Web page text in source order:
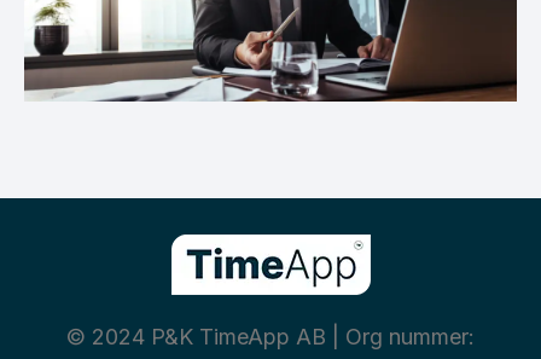
© 2024 P&K TimeApp AB | Org nummer: